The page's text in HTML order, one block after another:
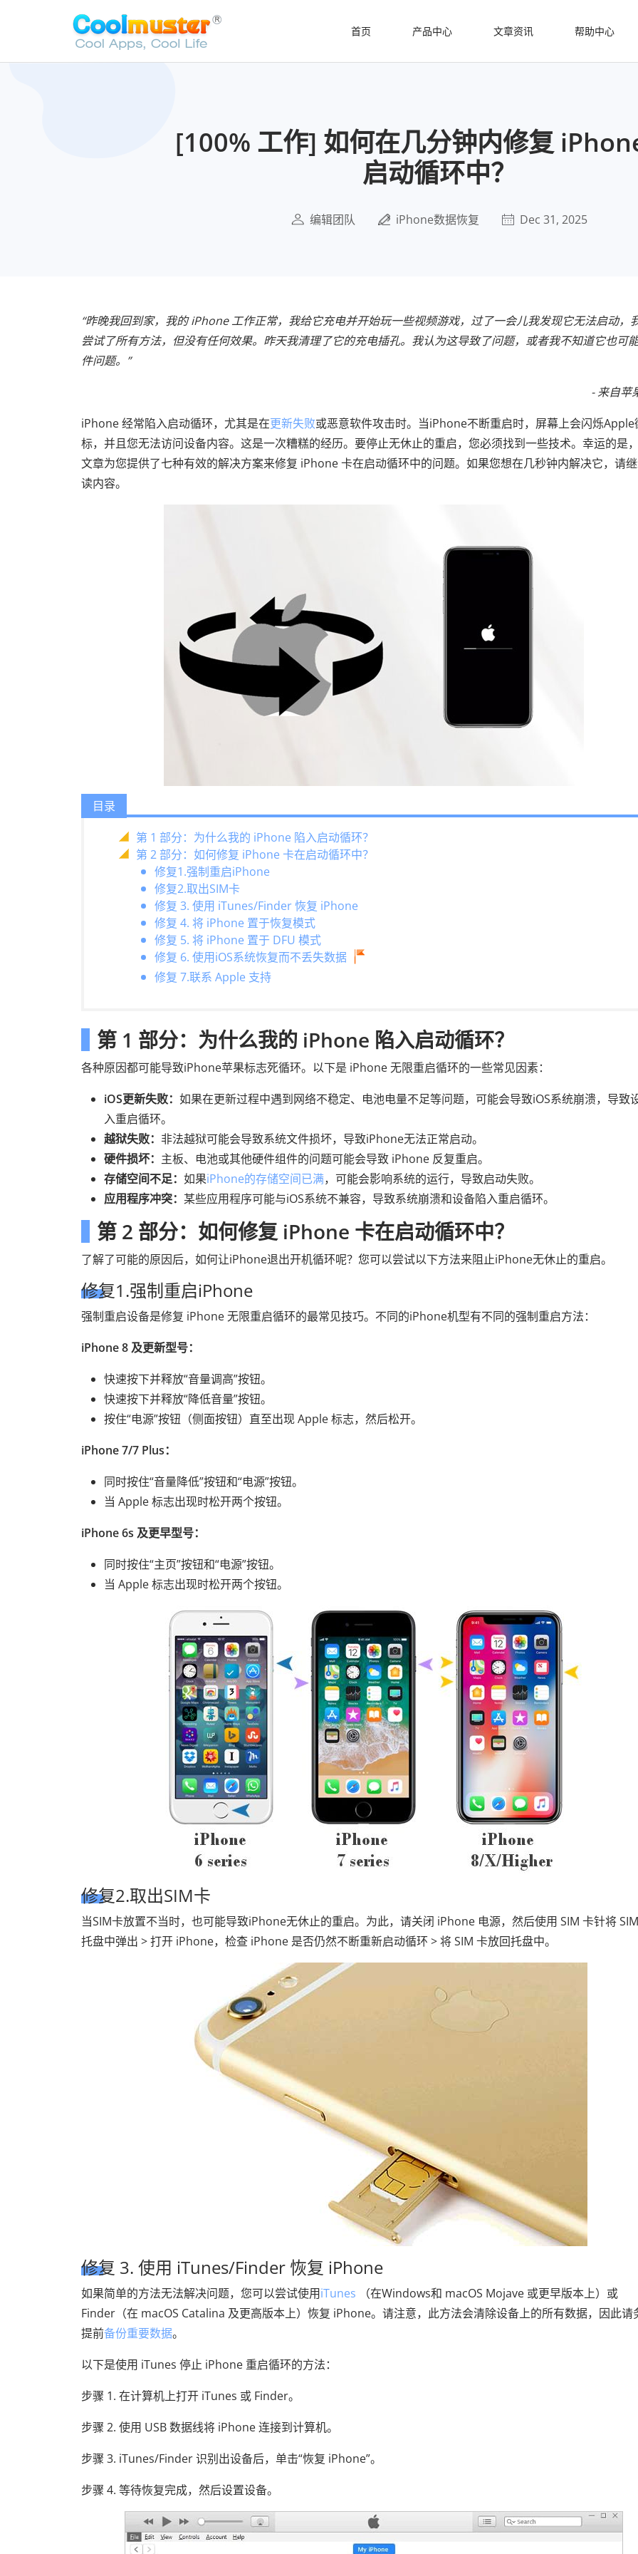
首页 产品中心 文章资讯 帮助中心
[100% 工作] 如何在几分钟内修复
启动循环中？
编辑团队 iPhone数据恢复 Dec 31, 2025
“昨晚我回到家，我的 iPhone 工作正常，我给它充电并开始玩一些视频游戏，过了一会儿我发现它无法启动，
尝试了所有方法，但没有任何效果。昨天我清理了它的充电插孔。我认为这导致了问题，或者我不知道它也可
件问题。”
- 来自苹
iPhone 经常陷入启动循环，尤其是在更新失败或恶意软件攻击时。当iPhone不断重启时，屏幕上会闪烁Apple
标，并且您无法访问设备内容。这是一次糟糕的经历。要停止无休止的重启，您必须找到一些技术。幸运的是
文章为您提供了七种有效的解决方案来修复 iPhone 卡在启动循环中的问题。如果您想在几秒钟内解决它，请
读内容。
目录
第 1 部分：为什么我的 iPhone 陷入启动循环？
第 2 部分：如何修复 iPhone 卡在启动循环中？
修复1.强制重启iPhone
修复2.取出SIM卡
修复 3. 使用 iTunes/Finder 恢复 iPhone
修复 4. 将 iPhone 置于恢复模式
修复 5. 将 iPhone 置于 DFU 模式
修复 6. 使用iOS系统恢复而不丢失数据
修复 7.联系 Apple 支持
第 1 部分：为什么我的 iPhone 陷入启动循环？
各种原因都可能导致iPhone苹果标志死循环。以下是 iPhone 无限重启循环的一些常见因素：
iOS更新失败： 如果在更新过程中遇到网络不稳定、电池电量不足等问题，可能会导致iOS系统崩溃，导致
入重启循环。
越狱失败： 非法越狱可能会导致系统文件损坏，导致iPhone无法正常启动。
硬件损坏： 主板、电池或其他硬件组件的问题可能会导致 iPhone 反复重启。
存储空间不足： 如果iPhone的存储空间已满，可能会影响系统的运行，导致启动失败。
应用程序冲突： 某些应用程序可能与iOS系统不兼容，导致系统崩溃和设备陷入重启循环。
第 2 部分：如何修复 iPhone 卡在启动循环中？
了解了可能的原因后，如何让iPhone退出开机循环呢？您可以尝试以下方法来阻止iPhone无休止的重启。
修复1.强制重启iPhone
强制重启设备是修复 iPhone 无限重启循环的最常见技巧。不同的iPhone机型有不同的强制重启方法：
iPhone 8 及更新型号：
快速按下并释放“音量调高”按钮。
快速按下并释放“降低音量”按钮。
按住“电源”按钮（侧面按钮）直至出现 Apple 标志，然后松开。
iPhone 7/7 Plus：
同时按住“音量降低”按钮和“电源”按钮。
当 Apple 标志出现时松开两个按钮。
iPhone 6s 及更早型号：
同时按住“主页”按钮和“电源”按钮。
当 Apple 标志出现时松开两个按钮。
修复2.取出SIM卡
当SIM卡放置不当时，也可能导致iPhone无休止的重启。为此，请关闭 iPhone 电源，然后使用 SIM 卡针将
托盘中弹出 > 打开 iPhone，检查 iPhone 是否仍然不断重新启动循环 > 将 SIM 卡放回托盘中。
修复 3. 使用 iTunes/Finder 恢复 iPhone
如果简单的方法无法解决问题，您可以尝试使用iTunes （在Windows和 macOS Mojave 或更早版本上）或
Finder（在 macOS Catalina 及更高版本上）恢复 iPhone。请注意，此方法会清除设备上的所有数据，因此请
提前备份重要数据。
以下是使用 iTunes 停止 iPhone 重启循环的方法：
步骤 1. 在计算机上打开 iTunes 或 Finder。
步骤 2. 使用 USB 数据线将 iPhone 连接到计算机。
步骤 3. iTunes/Finder 识别出设备后，单击“恢复 iPhone”。
步骤 4. 等待恢复完成，然后设置设备。